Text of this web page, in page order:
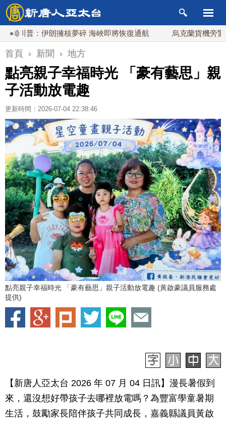
：伊朗擁核夢碎 海峽即將恢復通航 烏克蘭貨機旁驚現炸彈
首頁 › 新聞 › 地方
點亮親子幸福時光 「豪有藝思」親
子活動放電趣
更新時間：2026-07-04 22:38:46
點亮親子幸福時光 「豪有藝思」親子活動放電趣 (黃啟豪議員服務處
提供)
【新唐人亞太台 2026 年 07 月 04 日訊】漫長暑假到
來，還沒想好帶孩子去哪裡放電嗎？為豐富學童暑期
生活，鼓勵家長陪伴孩子共同成長，嘉義縣議員黃啟